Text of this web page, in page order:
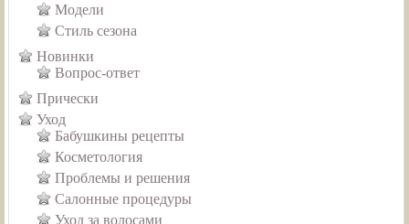
Модели
Стиль сезона
Новинки
Вопрос-ответ
Прически
Уход
Бабушкины рецепты
Косметология
Проблемы и решения
Салонные процедуры
Уход за волосами